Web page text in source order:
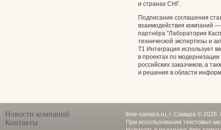
и странах СНГ.
Подписание соглашения
взаимодействия компаний
партнёра "Лаборатории
технической экспертизы и
Т1 Интеграция использует
в проектах по
российских заказчиков, а
и решения в области
Новости компаний
Контакты
time-samara.ru, г. Самара ©
При использовании текстовых